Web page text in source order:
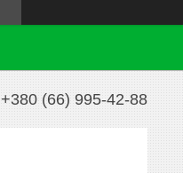
+380 (66) 995-42-88